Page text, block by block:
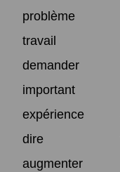
problème
travail
demander
important
expérience
dire
augmenter